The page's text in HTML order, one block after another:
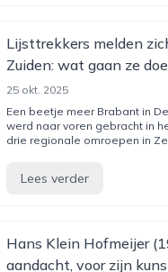
Lijsttrekkers melden
Zuiden: wat gaan ze
25 okt. 2025
Een beetje meer Brabant in
werd naar voren gebracht in
drie regionale omroepen in
Lees verder
Hans Klein Hofmeijer
aandacht, voor zijn